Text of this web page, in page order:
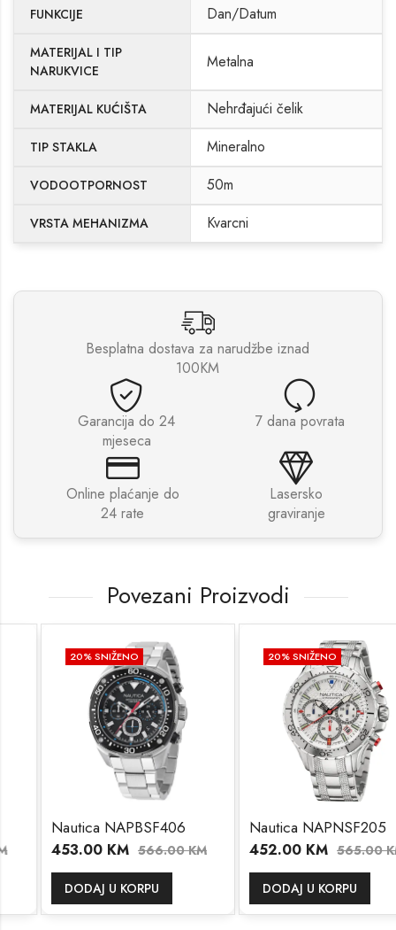
FUNKCIJE Dan/Datum
MATERIJAL I TIP
NARUKVICE
Metalna
MATERIJAL KUĆIŠTA Nehrđajući čelik
TIP STAKLA Mineralno
VODOOTPORNOST 50m
VRSTA MEHANIZMA Kvarcni
Besplatna dostava za narudžbe iznad
100KM
Garancija do 24
mjeseca
7 dana povrata
Online plaćanje do
24 rate
Lasersko
graviranje
Povezani Proizvodi
% SNIŽENO
Nautica NAPBSF406
453.00KM 566.00KM
DODAJ U KORPU
% SNIŽENO
Nautica NAPNSF205
452.00KM 565.00KM
DODAJ U KORPU